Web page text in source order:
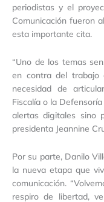
periodistas y el
Comunicación fueron
esta importante cita.
“Uno de los temas
en contra del trabajo
necesidad de
Fiscalía o la
alertas digitales sino
presidenta Jeannine
Por su parte, Danilo
la nueva etapa que
comunicación.
respiro de libertad,